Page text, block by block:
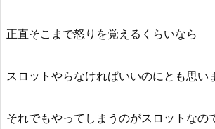
正直そこまで怒りを覚えるくらいなら
スロットやらなければいいのにとも思い
それでもやってしまうのがスロットなの